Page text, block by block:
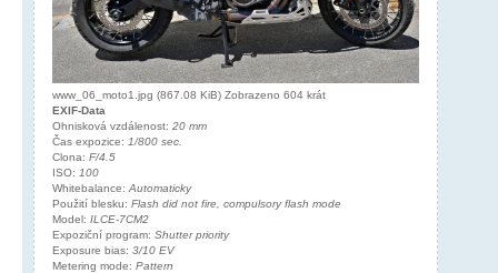
www_06_moto1.jpg (867.08 KiB) Zobrazeno 604 krát
EXIF-Data
Ohnisková vzdálenost: 20 mm
Čas expozice: 1/800 sec.
Clona: F/4.5
ISO: 100
Whitebalance: Automaticky
Použití blesku: Flash did not fire, compulsory flash mode
Model: ILCE-7CM2
Expoziční program: Shutter priority
Exposure bias: 3/10 EV
Metering mode: Pattern